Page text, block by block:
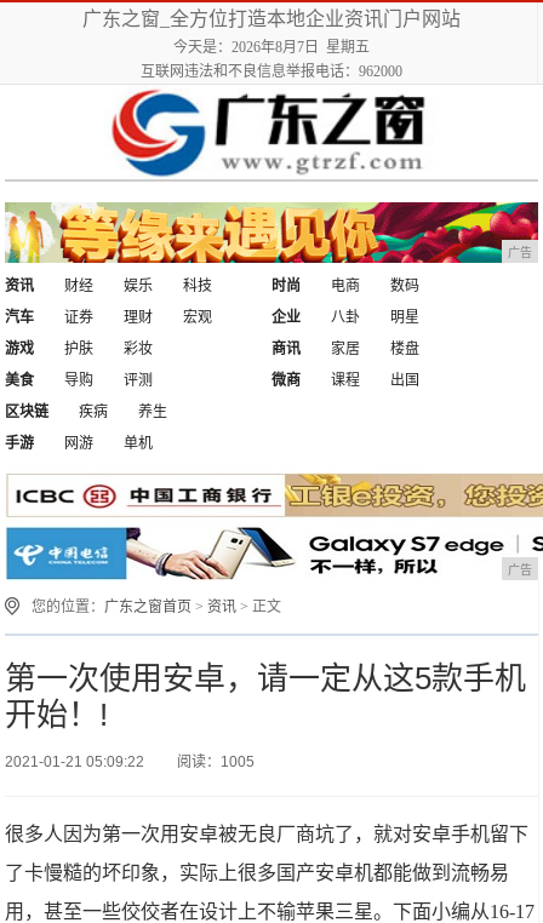
广东之窗_全方位打造本地企业资讯门户网站
今天是：2026年8月7日 星期五
互联网违法和不良信息举报电话：962000
广告
资讯 财经 娱乐
科技
汽车
证券 理财 宏观
时尚 电商
数码
企业
八卦
明星
游戏
护肤
彩妆
美食
导购 评测
商讯 家居
楼盘
微商
课程
出国
区块链
疾病
养生
手游
网游 单机
广告
您的位置： 广东之窗首页 >资讯 > 正文
第一次使用安卓，请一定从这5款手机
开始！!
2021-01-21 05:09:22 阅读：1005
很多人因为第一次用安卓被无良厂商坑了，就对安卓手机留下
了卡慢糙的坏印象，实际上很多国产安卓机都能做到流畅易
用，甚至一些佼佼者在设计上不输苹果三星。下面小编从16-17